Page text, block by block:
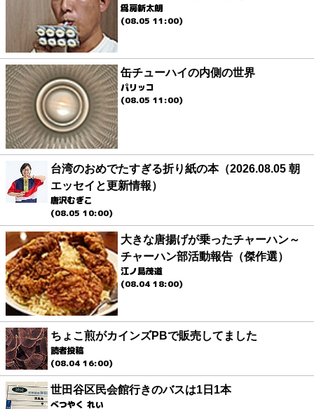
爲房新太朗
(08.05 11:00)
缶チューハイの内側の世界
パリッコ
(08.05 11:00)
台湾のおめでたすぎる折り紙の本（2026.08.05 朝
エッセイと更新情報）
唐沢むぎこ
(08.05 10:00)
大きな唐揚げが乗ったチャーハン～
チャーハン部活動報告（傑作選）
江ノ島茂道
(08.04 18:00)
ちょこ煎がカインズPBで販売してました
読者投稿
(08.04 16:00)
世田谷区民会館行きのバスは1日1本
べつやく れい